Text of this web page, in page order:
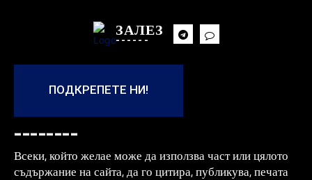
ЗАЛЕЗ
------
ПОДКРЕПЕТЕ НИ!
--------
Всеки, който желае може да използва част или цялото
съдържание на сайта, да го цитира, публикува, печата